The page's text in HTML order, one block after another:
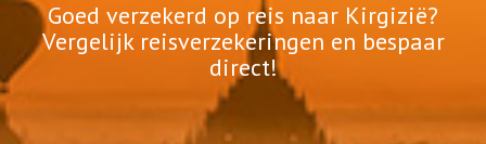
Goed verzekerd op reis naar Kirgizië?
Vergelijk reisverzekeringen en bespaar
direct!